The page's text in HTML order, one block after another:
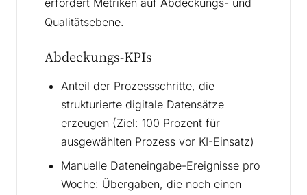
erfordert Metriken auf Abdeckungs- und
Qualitätsebene.
Abdeckungs-KPIs
Anteil der Prozessschritte, die
strukturierte digitale Datensätze
erzeugen (Ziel: 100 Prozent für
ausgewählten Prozess vor KI-Einsatz)
Manuelle Dateneingabe-Ereignisse pro
Woche: Übergaben, die noch einen